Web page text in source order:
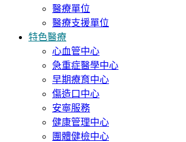
醫療單位
醫療支援單位
特色醫療
心血管中心
急重症醫學中心
早期療育中心
傷造口中心
安寧服務
健康管理中心
團體健檢中心